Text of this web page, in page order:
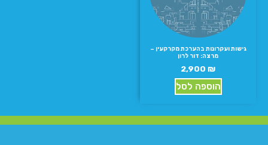
גישות ועקרונות בהערכת מקרקעין –
מרצה: דור לרון
2,900 ₪
הוספה לסל